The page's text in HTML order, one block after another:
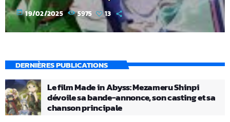
today 19/02/2025 5975 13
DERNIÈRES PUBLICATIONS
Le film Made in Abyss: Mezameru Shinpi
dévoile sa bande-annonce, son casting et sa
chanson principale